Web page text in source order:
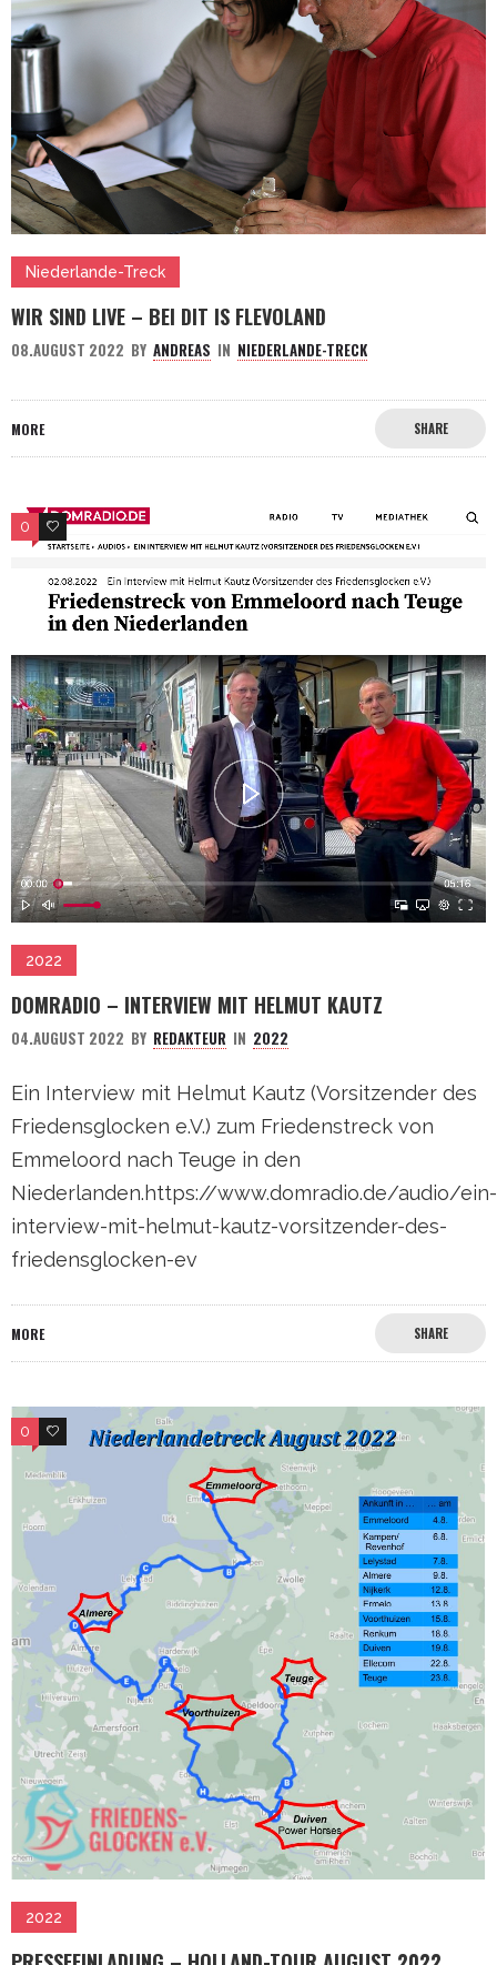
Niederlande-Treck
WIR SIND LIVE – BEI DIT IS FLEVOLAND
08.AUGUST 2022 BY ANDREAS IN NIEDERLANDE-TRECK
MORE SHARE
0 0
2022
DOMRADIO – INTERVIEW MIT HELMUT KAUTZ
04.AUGUST 2022 BY REDAKTEUR IN 2022
Ein Interview mit Helmut Kautz (Vorsitzender des
Friedensglocken e.V.) zum Friedenstreck von
Emmeloord nach Teuge in den
Niederlanden.https://www.domradio.de/audio/ein-
interview-mit-helmut-kautz-vorsitzender-des-
friedensglocken-ev
MORE SHARE
0 1
2022